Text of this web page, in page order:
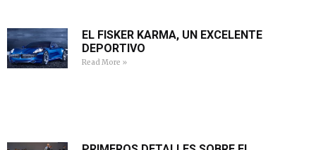
EL FISKER KARMA, UN EXCELENTE
DEPORTIVO
Read More »